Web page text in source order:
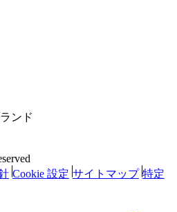
ンド
Cookie 設定 サイトマップ 特定